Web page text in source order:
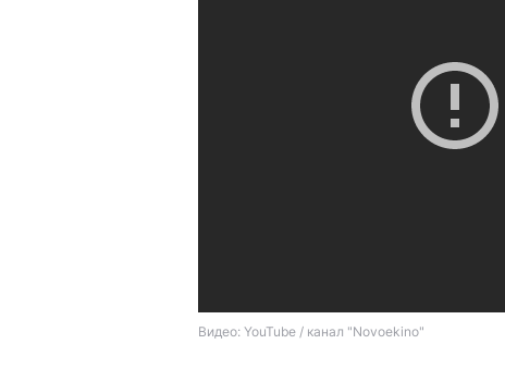
Видео: YouTube / канал "Novoekino"